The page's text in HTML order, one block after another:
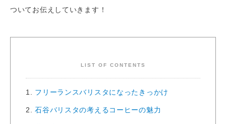
ついてお伝えしていきます！
LIST OF CONTENTS
1. フリーランスバリスタになったきっかけ
2.石谷バリスタの考えるコーヒーの魅力